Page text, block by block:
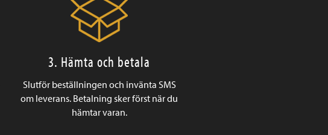
3. Hämta och betala
Slutför beställningen och invänta SMS
om leverans. Betalning sker först när du
hämtar varan.